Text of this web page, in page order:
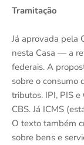
Tramitação
Já aprovada pela
nesta Casa — a
federais. A
sobre o consumo
tributos. IPI, PIS
CBS. Já ICMS
O texto também
sobre bens e